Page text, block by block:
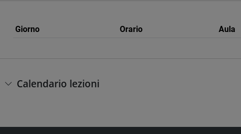
Giorno Orario Aula
Calendario lezioni